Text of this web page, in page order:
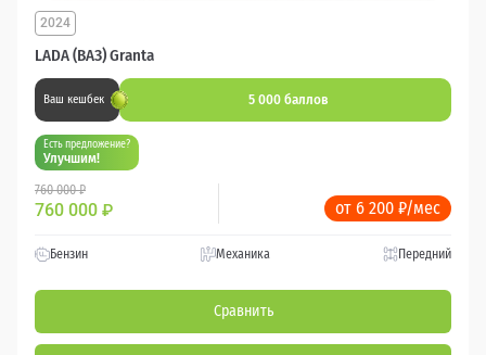
LADA (ВАЗ) Granta
2024
Ваш кешбек 5 000 баллов
Есть предложение?
Улучшим!
760 000 ₽
760 000 ₽ от 6 200 ₽/мес
Бензин Механика Передний
Сравнить